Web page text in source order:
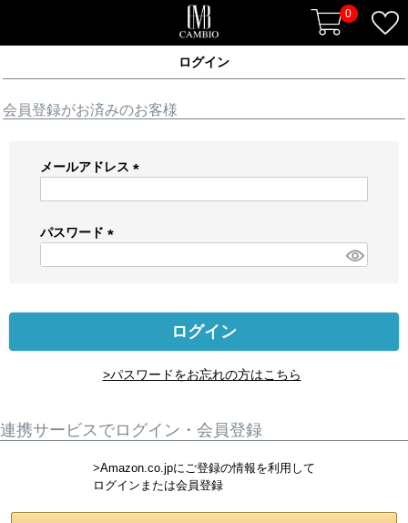
0
ログイン
会員登録がお済みのお客様
メールアドレス
)
パスワード
)
ログイン
>パスワードをお忘れの方はこちら
連携サービスでログイン・会員登録
>Amazon.co.jpにご登録の情報を利用して
ログインまたは会員登録